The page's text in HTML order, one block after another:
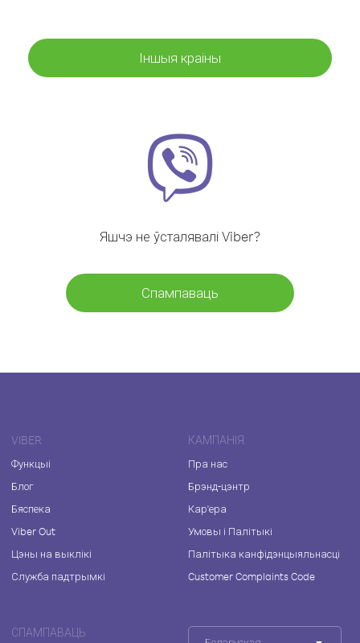
Іншыя краіны
Яшчэ не ўсталявалі Viber?
Спампаваць
VIBER
Функцыі
Блог
Бяспека
Viber Out
Цэны на выклікі
Служба падтрымкі
КАМПАНІЯ
Пра нас
Брэнд-цэнтр
Кар'ера
Умовы і Палітыкі
Палітыка канфідэнцыяльнасці
Customer Complaints Code
СПАМПАВАЦЬ